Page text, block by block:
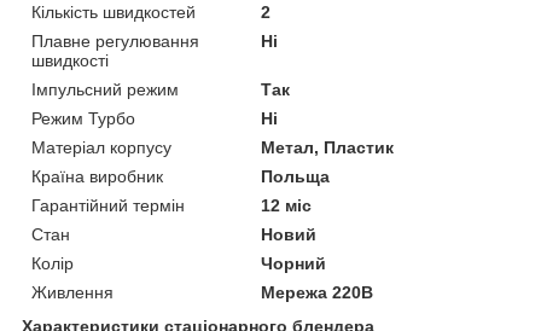
Кількість швидкостей
2
Плавне регулювання
швидкості
Ні
Імпульсний режим
Так
Режим Турбо
Ні
Матеріал корпусу
Метал, Пластик
Країна виробник
Польща
Гарантійний термін
12 міс
Стан
Новий
Колір
Чорний
Живлення
Мережа 220В
Характеристики стаціонарного блендера